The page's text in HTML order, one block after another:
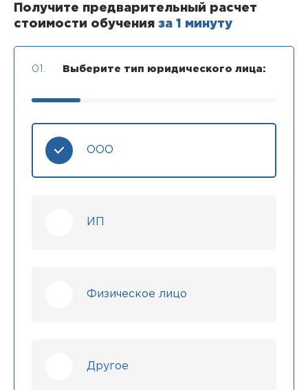
Получите предварительный расчет
стоимости обучения за 1 минуту
01. Выберите тип юридического лица:
ООО
ИП
Физическое лицо
Другое